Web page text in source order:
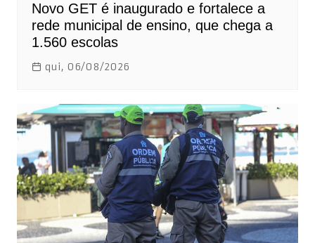
Novo GET é inaugurado e fortalece a
rede municipal de ensino, que chega a
1.560 escolas
qui, 06/08/2026